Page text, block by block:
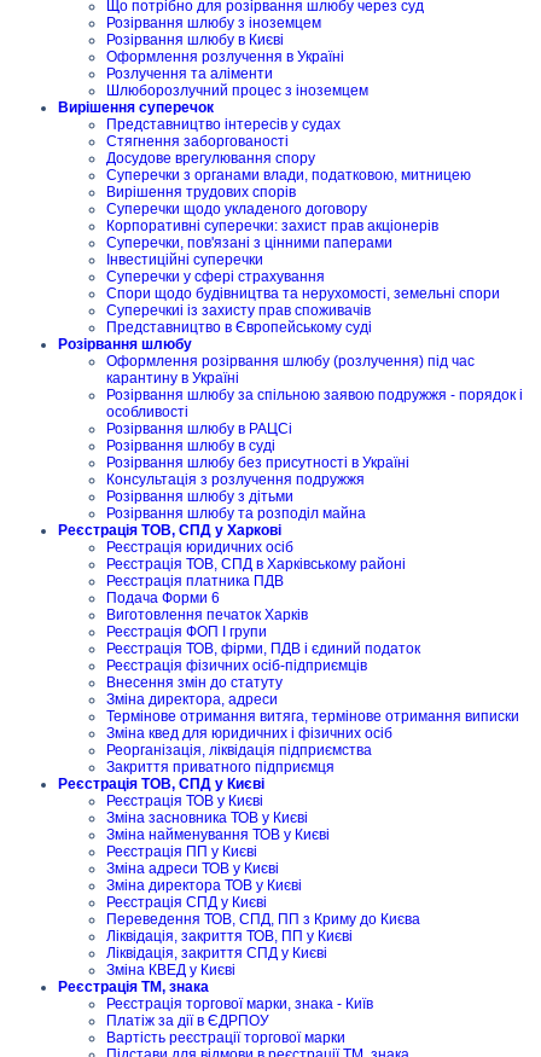
Що потрібно для розірвання шлюбу через суд
Розірвання шлюбу з іноземцем
Розірвання шлюбу в Києві
Оформлення розлучення в Україні
Розлучення та аліменти
Шлюборозлучний процес з іноземцем
Вирішення суперечок
Представництво інтересів у судах
Стягнення заборгованості
Досудове врегулювання спору
Суперечки з органами влади, податковою, митницею
Вирішення трудових спорів
Суперечки щодо укладеного договору
Корпоративні суперечки: захист прав акціонерів
Суперечки, пов'язані з цінними паперами
Інвестиційні суперечки
Суперечки у сфері страхування
Спори щодо будівництва та нерухомості, земельні спори
Суперечкиі із захисту прав споживачів
Представництво в Європейському суді
Розірвання шлюбу
Оформлення розірвання шлюбу (розлучення) під час
карантину в Україні
Розірвання шлюбу за спільною заявою подружжя - порядок і
особливості
Розірвання шлюбу в РАЦСі
Розірвання шлюбу в суді
Розірвання шлюбу без присутності в Україні
Консультація з розлучення подружжя
Розірвання шлюбу з дітьми
Розірвання шлюбу та розподіл майна
Реєстрація ТОВ, СПД у Харкові
Реєстрація юридичних осіб
Реєстрація ТОВ, СПД в Харківському районі
Реєстрація платника ПДВ
Подача Форми 6
Виготовлення печаток Харків
Реєстрація ФОП I групи
Реєстрація ТОВ, фірми, ПДВ і єдиний податок
Реєстрація фізичних осіб-підприємців
Внесення змін до статуту
Зміна директора, адреси
Термінове отримання витяга, термінове отримання виписки
Зміна квед для юридичних і фізичних осіб
Реорганізація, ліквідація підприємства
Закриття приватного підприємця
Реєстрація ТОВ, СПД у Києві
Реєстрація ТОВ у Києві
Зміна засновника ТОВ у Києві
Зміна найменування ТОВ у Києві
Реєстрація ПП у Києві
Зміна адреси ТОВ у Києві
Зміна директора ТОВ у Києві
Реєстрація СПД у Києві
Переведення ТОВ, СПД, ПП з Криму до Києва
Ліквідація, закриття ТОВ, ПП у Києві
Ліквідація, закриття СПД у Києві
Зміна КВЕД у Києві
Реєстрація ТМ, знака
Реєстрація торгової марки, знака - Київ
Платіж за дії в ЄДРПОУ
Вартість реєстрації торгової марки